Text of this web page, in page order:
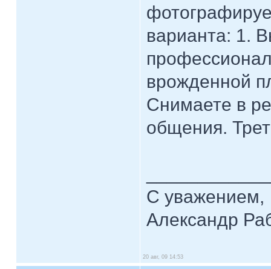
варианта: 1.
врожденной
Снимаете в
общения.
С уважением,
Александр
20 авг, 09 14:53